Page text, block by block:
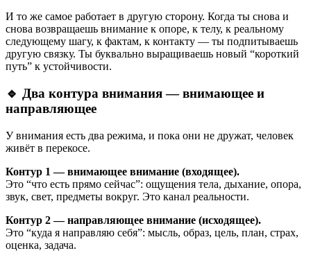
И то же самое работает в другую сторону. Когда ты снова и
снова возвращаешь внимание к опоре, к телу, к реальному
следующему шагу, к фактам, к контакту — ты подпитываешь
другую связку. Ты буквально выращиваешь новый “короткий
путь” к устойчивости.
🔹 Два контура внимания — внимающее и
направляющее
У внимания есть два режима, и пока они не дружат, человек
живёт в перекосе.
Контур 1 — внимающее внимание (входящее).
Это “что есть прямо сейчас”: ощущения тела, дыхание, опора,
звук, свет, предметы вокруг. Это канал реальности.
Контур 2 — направляющее внимание (исходящее).
Это “куда я направляю себя”: мысль, образ, цель, план, страх,
оценка, задача.